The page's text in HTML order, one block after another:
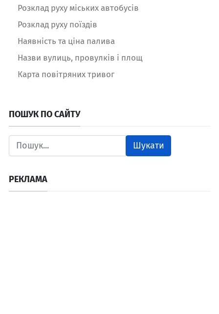
Розклад руху міських автобусів
Розклад руху поїздів
Наявність та ціна палива
Назви вулиць, провулків і площ
Карта повітряних тривог
ПОШУК ПО САЙТУ
Шукати
РЕКЛАМА